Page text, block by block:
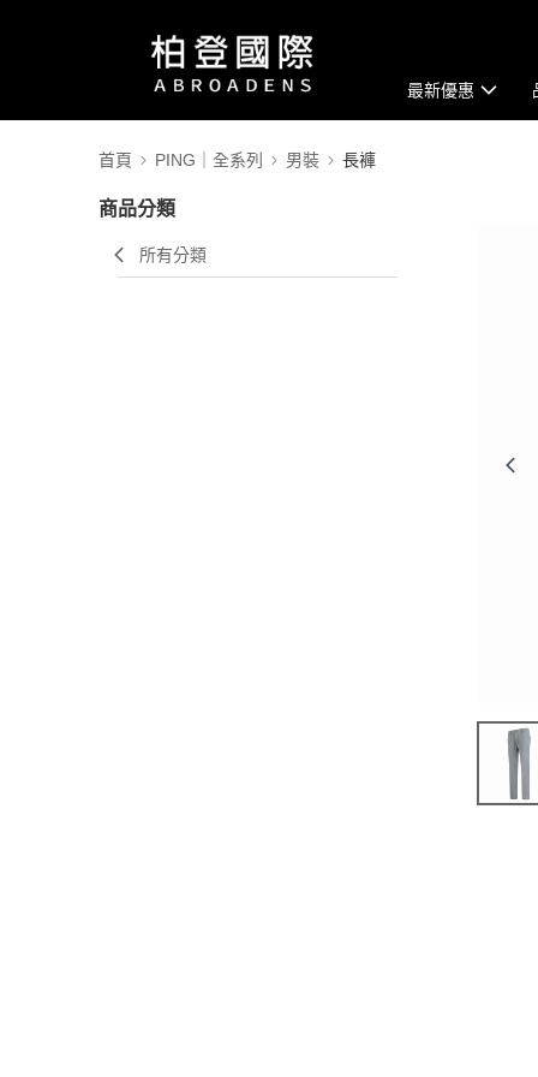
最新優惠
首頁 PING｜全系列 男裝 長褲
商品分類
所有分類